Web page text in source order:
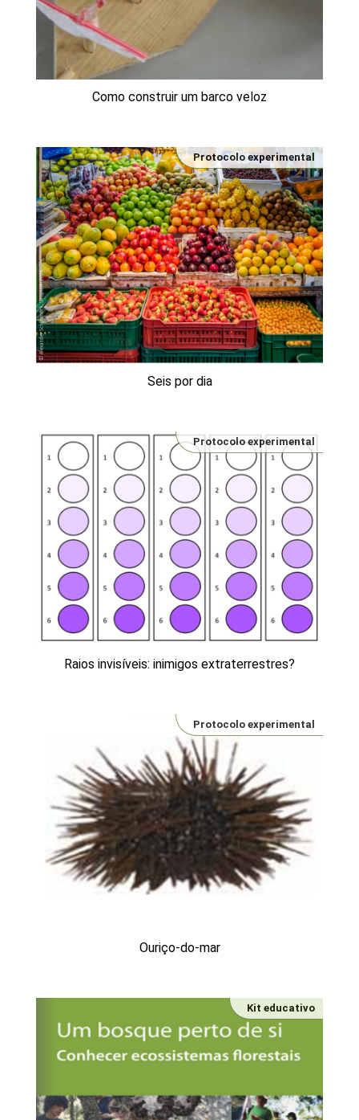
Como construir um barco veloz
Seis por dia
Protocolo experimental
Raios invisíveis: inimigos extraterrestres?
Protocolo experimental
Ouriço-do-mar
Protocolo experimental
Kit educativo